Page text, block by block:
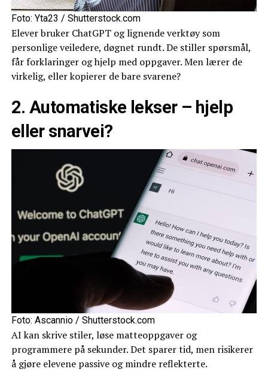
Foto: Yta23 / Shutterstock.com
Elever bruker ChatGPT og lignende verktøy som
personlige veiledere, døgnet rundt. De stiller spørsmål,
får forklaringer og hjelp med oppgaver. Men lærer de
virkelig, eller kopierer de bare svarene?
2. Automatiske lekser – hjelp
eller snarvei?
Foto: Ascannio / Shutterstock.com
AI kan skrive stiler, løse matteoppgaver og
programmere på sekunder. Det sparer tid, men risikerer
å gjøre elevene passive og mindre reflekterte.